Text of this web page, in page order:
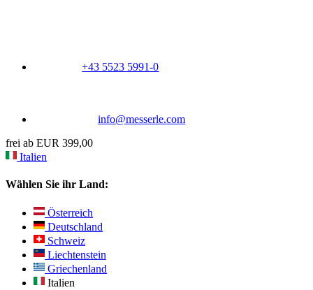
+43 5523 5991-0
info@messerle.com
frei ab EUR 399,00
Italien
Wählen Sie ihr Land:
Österreich
Deutschland
Schweiz
Liechtenstein
Griechenland
Italien